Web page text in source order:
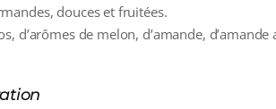
douces et fruitées.
d’arômes de melon, d’amande,